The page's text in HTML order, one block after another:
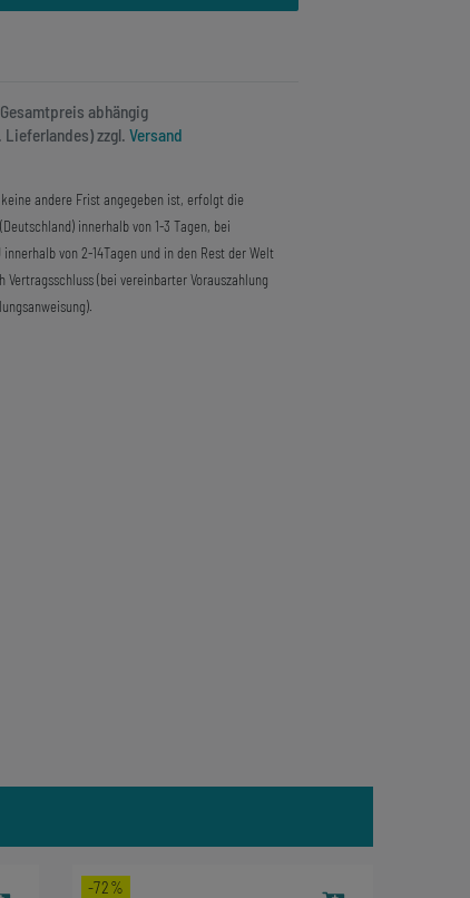
abhängig
zzgl. Versand
andere Frist angegeben ist, erfolgt die
innerhalb von 1-3 Tagen, bei
von 2-14Tagen und in den Rest der Welt
Vertragsschluss (bei vereinbarter Vorauszahlung
-72%